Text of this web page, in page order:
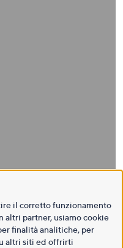
il corretto funzionamento
altri partner, usiamo cookie
finalità analitiche, per
altri siti ed offrirti